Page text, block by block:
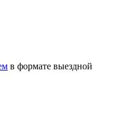
в формате выездной